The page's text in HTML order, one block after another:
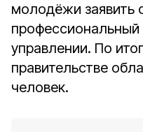
молодёжи заявить
профессиональный
управлении. По
правительстве
человек.